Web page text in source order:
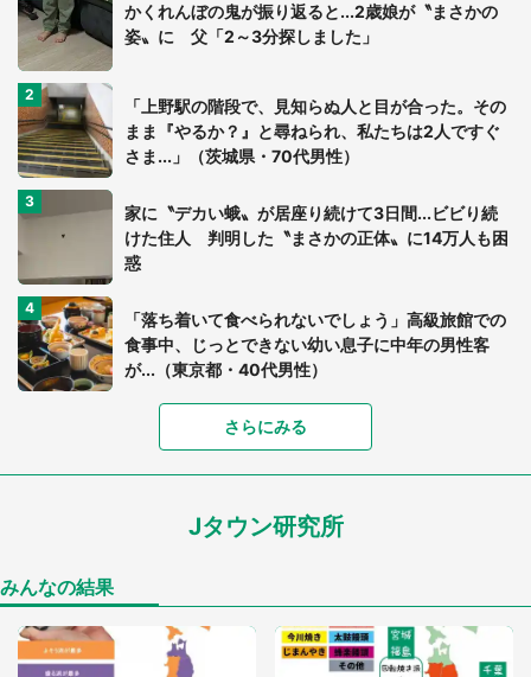
かくれんぼの鬼が振り返ると...2歳娘が〝まさかの
姿〟に 父「2～3分探しました」
「上野駅の階段で、見知らぬ人と目が合った。その
まま『やるか？』と尋ねられ、私たちは2人ですぐ
さま...」（茨城県・70代男性）
家に〝デカい蛾〟が居座り続けて3日間...ビビり続
けた住人 判明した〝まさかの正体〟に14万人も困
惑
「落ち着いて食べられないでしょう」高級旅館での
食事中、じっとできない幼い息子に中年の男性客
が...（東京都・40代男性）
「富豪すぎ」1歳息子の〝店頭駄々こね〟の内容に1.
7万人驚がく 「お菓子売り場ならまだしも...」「ハ
ードル高い」
あまりにも四角すぎる猫、激写される 「これもう
「閉所恐怖症の私は新幹線で大パニック。隣席の青
年に『手を繋いで』とお願いしたら...」 体験談に
さらにみる
Jタウン研究所
みんなの結果